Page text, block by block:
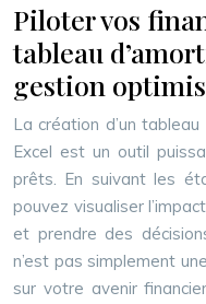
Piloter vos
tableau
gestion
La création d’un
Excel est un outil
prêts. En suivant les
pouvez visualiser
et prendre des
n’est pas simplement
sur votre avenir